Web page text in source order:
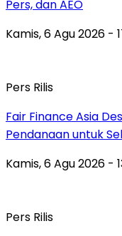
Pers, dan AEO
Kamis, 6 Agu 2026 -
Pers Rilis
Fair Finance Asia
Pendanaan untuk
Kamis, 6 Agu 2026 -
Pers Rilis